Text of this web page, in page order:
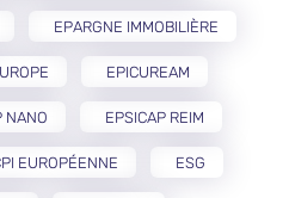
EPARGNE IMMOBILIÈRE
EPICUREAM
NANO EPSICAP REIM
EUROPÉENNE ESG